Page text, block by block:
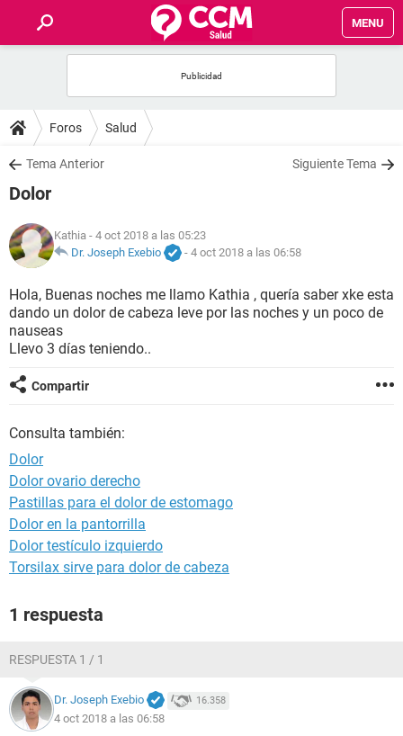
MENU
FOROS
SALUD
NUTRICIÓN
BIENESTAR
SEXUALIDAD
GLOSARIO
Foros Salud
Tema Anterior Siguiente Tema
Dolor
Kathia - 4 oct 2018 a las 05:23
Dr. Joseph Exebio
- 4 oct 2018 a las 06:58
Hola, Buenas noches me llamo Kathia , quería saber xke esta
dando un dolor de cabeza leve por las noches y un poco de
nauseas
Llevo 3 días teniendo..
Compartir
Consulta también:
Dolor
Dolor ovario derecho
Pastillas para el dolor de estomago
Dolor en la pantorrilla
Dolor testículo izquierdo
Torsilax sirve para dolor de cabeza
1 respuesta
RESPUESTA 1 / 1
Dr. Joseph Exebio 16.358
4 oct 2018 a las 06:58